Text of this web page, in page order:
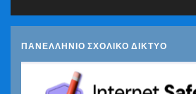
ΠΑΝΕΛΛΗΝΙΟ ΣΧΟΛΙΚΟ ΔΙΚΤΥΟ